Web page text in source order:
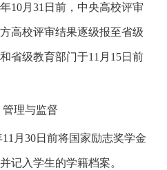
10月31日前，中央高校评审
高校评审结果逐级报至省级
省级教育部门于11月15日前
理与监督
月30日前将国家励志奖学金
记入学生的学籍档案。